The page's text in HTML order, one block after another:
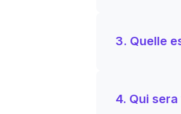
3. Quelle
4. Qui